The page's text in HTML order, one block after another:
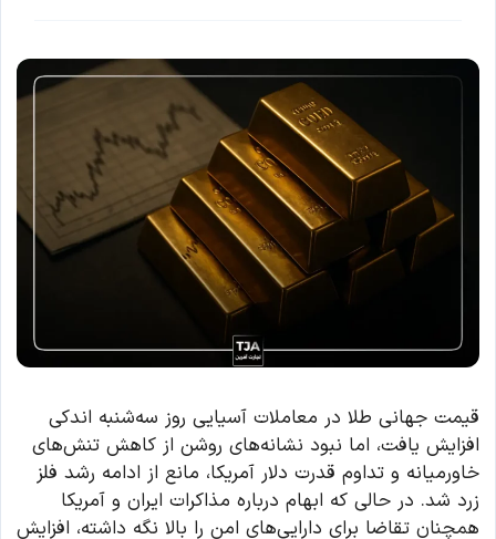
قیمت جهانی طلا در معاملات آسیایی روز سه‌شنبه اندکی
افزایش یافت، اما نبود نشانه‌های روشن از کاهش تنش‌های
خاورمیانه و تداوم قدرت دلار آمریکا، مانع از ادامه رشد فلز
زرد شد. در حالی که ابهام درباره مذاکرات ایران و آمریکا
همچنان تقاضا برای دارایی‌های امن را بالا نگه داشته، افزایش